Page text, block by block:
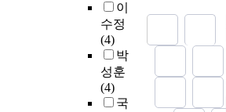
이
수정
(4)
박
성훈
(4)
국